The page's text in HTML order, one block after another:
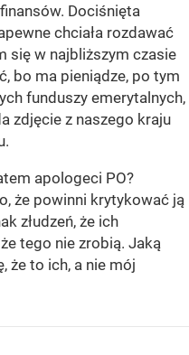
Dociśnięta
chciała rozdawać
się w najbliższym czasie
bo ma pieniądze, po tym
funduszy emerytalnych,
zdjęcie z naszego kraju
apologeci PO?
że powinni krytykować ją
złudzeń, że ich
tego nie zrobią. Jaką
że to ich, a nie mój